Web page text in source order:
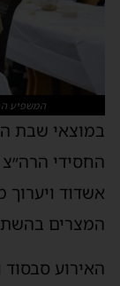
המשפיע
במוצאי שבת
החסידי הרה״צ
אשדוד ויערוך
המצרים
האירוע סבסוד